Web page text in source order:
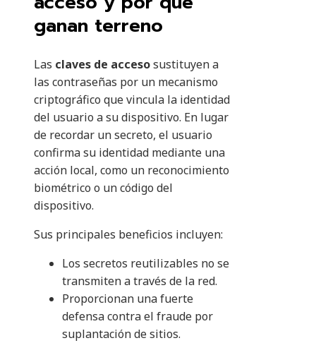
ganan terreno
Las claves de accesosustituyen a
las contraseñas por un mecanismo
criptográfico que vincula la identidad
del usuario a su dispositivo. En lugar
de recordar un secreto, el usuario
confirma su identidad mediante una
acción local, como un reconocimiento
biométrico o un código del
dispositivo.
Sus principales beneficios incluyen:
Los secretos reutilizables no se
transmiten a través de la red.
Proporcionan una fuerte
defensa contra el fraude por
suplantación de sitios.